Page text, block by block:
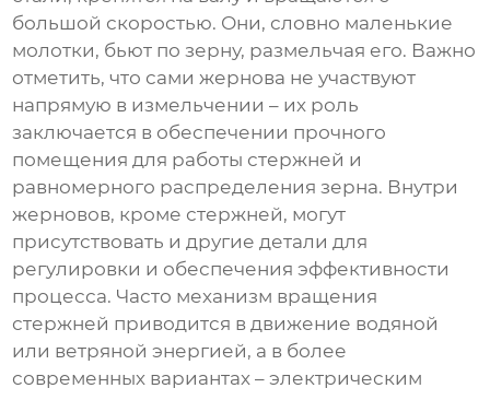
большой скоростью. Они, словно маленькие
молотки, бьют по зерну, размельчая его. Важно
отметить, что сами жернова не участвуют
напрямую в измельчении – их роль
заключается в обеспечении прочного
помещения для работы стержней и
равномерного распределения зерна. Внутри
жерновов, кроме стержней, могут
присутствовать и другие детали для
регулировки и обеспечения эффективности
процесса. Часто механизм вращения
стержней приводится в движение водяной
или ветряной энергией, а в более
современных вариантах – электрическим